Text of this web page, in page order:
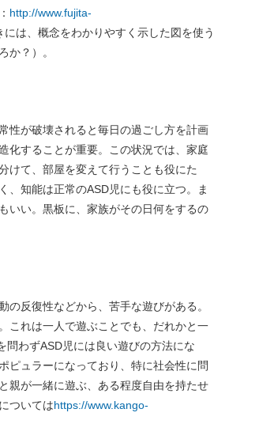
http://www.fujita-
には、概念をわかりやすく示した図を使う
か？）。
性が破壊されると毎日の過ごし方を計画
化することが重要。この状況では、家庭
けて、部屋を変えて行うことも役にた
、知能は正常のASD児にも役に立つ。ま
いい。黒板に、家族がその日何をするの
反復性などから、苦手な遊びがある。
これは一人で遊ぶことでも、だれかと一
わずASD児には良い遊びの方法にな
ピュラーになっており、特に社会性に問
親が一緒に遊ぶ、ある程度自由を持たせ
ついてはhttps://www.kango-